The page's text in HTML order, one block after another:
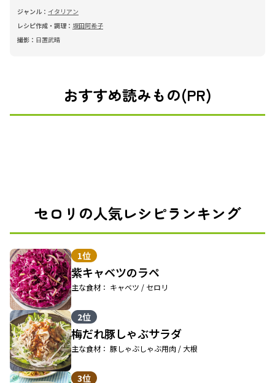
ジャンル： イタリアン
レシピ作成・調理： 坂田阿希子
撮影： 日置武晴
おすすめ読みもの(PR)
セロリの人気レシピランキング
1位
紫キャベツのラペ
主な食材： キャベツ / セロリ
2位
梅だれ豚しゃぶサラダ
主な食材： 豚しゃぶしゃぶ用肉 / 大根
3位